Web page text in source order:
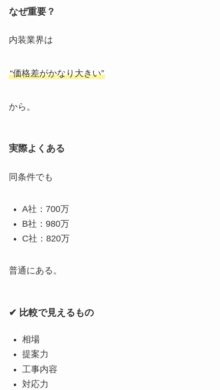
なぜ重要？
内装業界は
“価格差がかなり大きい”
から。
実際よくある
同条件でも
A社：700万
B社：980万
C社：820万
普通にある。
✔ 比較で見えるもの
相場
提案力
工事内容
対応力